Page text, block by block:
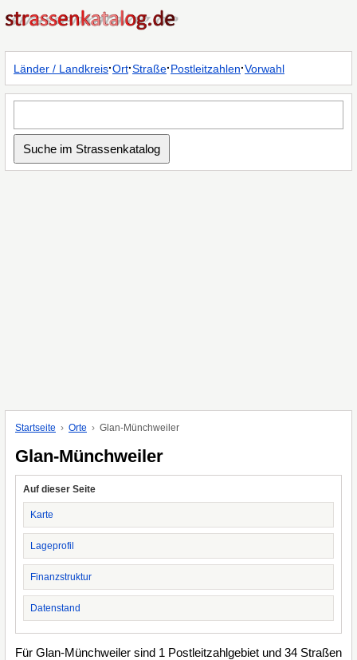
Länder / Landkreis·Ort·Straße·Postleitzahlen·Vorwahl
Startseite Orte Glan-Münchweiler
Glan-Münchweiler
Auf dieser Seite
Karte
Lageprofil
Finanzstruktur
Datenstand
Für Glan-Münchweiler sind 1 Postleitzahlgebiet und 34 Straßen